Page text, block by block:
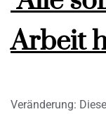
Arbeit
Veränderung: